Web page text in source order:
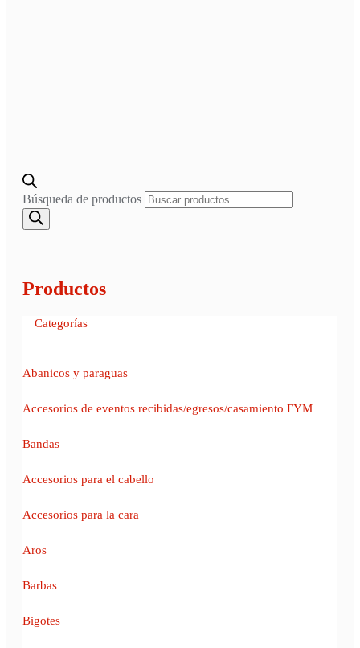
Búsqueda de productos
Productos
Categorías
Abanicos y paraguas
Accesorios de eventos recibidas/egresos/casamiento FYM
Bandas
Accesorios para el cabello
Accesorios para la cara
Aros
Barbas
Bigotes